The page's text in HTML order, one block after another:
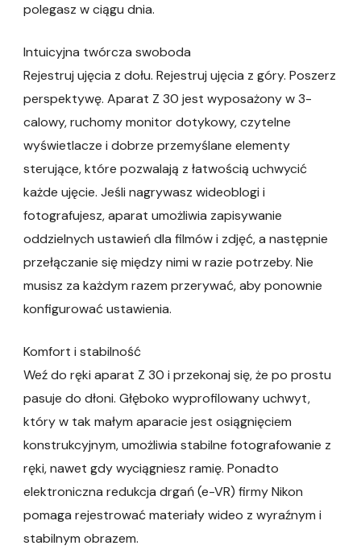
polegasz w ciągu dnia.
Intuicyjna twórcza swoboda
Rejestruj ujęcia z dołu. Rejestruj ujęcia z góry. Poszerz
perspektywę. Aparat Z 30 jest wyposażony w 3-
calowy, ruchomy monitor dotykowy, czytelne
wyświetlacze i dobrze przemyślane elementy
sterujące, które pozwalają z łatwością uchwycić
każde ujęcie. Jeśli nagrywasz wideoblogi i
fotografujesz, aparat umożliwia zapisywanie
oddzielnych ustawień dla filmów i zdjęć, a następnie
przełączanie się między nimi w razie potrzeby. Nie
musisz za każdym razem przerywać, aby ponownie
konfigurować ustawienia.
Komfort i stabilność
Weź do ręki aparat Z 30 i przekonaj się, że po prostu
pasuje do dłoni. Głęboko wyprofilowany uchwyt,
który w tak małym aparacie jest osiągnięciem
konstrukcyjnym, umożliwia stabilne fotografowanie z
ręki, nawet gdy wyciągniesz ramię. Ponadto
elektroniczna redukcja drgań (e-VR) firmy Nikon
pomaga rejestrować materiały wideo z wyraźnym i
stabilnym obrazem.